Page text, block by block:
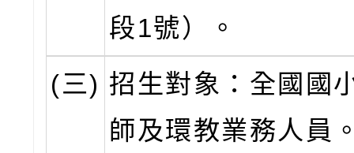
段1號）。
(三) 招生對象：全國國
師及環教業務人員